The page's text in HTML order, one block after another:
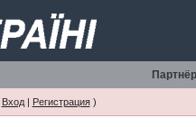
Вход| Регистрация)